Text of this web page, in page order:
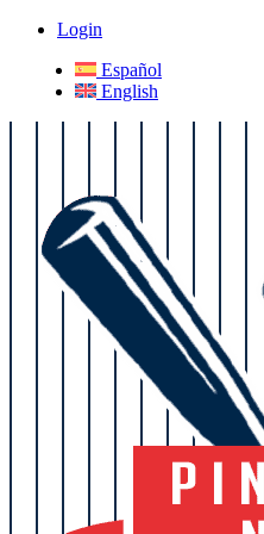
Login
Español
English